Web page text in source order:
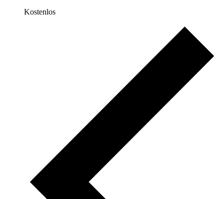
Kostenlos